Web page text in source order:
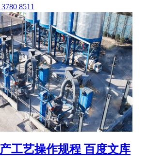
8511
工艺操作规程 百度文库